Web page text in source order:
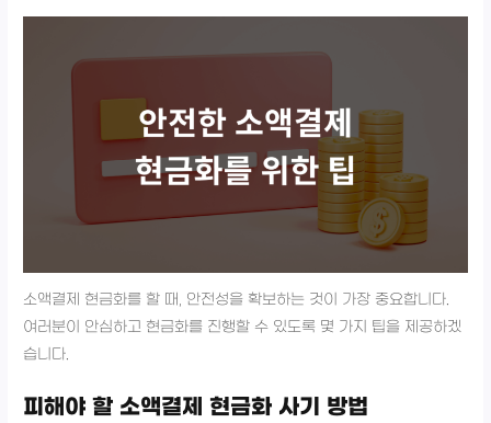
소액결제 현금화를 할 때, 안전성을 확보하는 것이 가장 중요합니다.
여러분이 안심하고 현금화를 진행할 수 있도록 몇 가지 팁을 제공하겠
습니다.
피해야 할 소액결제 현금화 사기 방법